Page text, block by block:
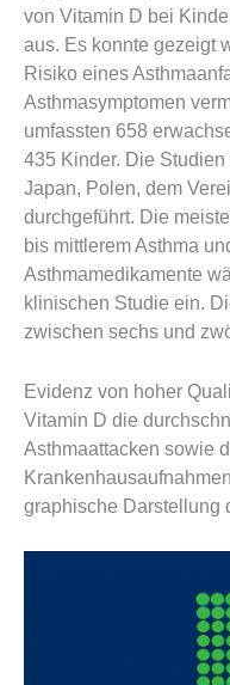
von Vitamin D bei
aus. Es konnte gezeigt
Risiko eines
Asthmasymptomen
umfassten 658
435 Kinder. Die
Japan, Polen, dem
durchgeführt. Die
bis mittlerem Asthma
Asthmamedikamente
klinischen Studie ein.
zwischen sechs und
Evidenz von hoher
Vitamin D die
Asthmaattacken sowie
graphische Darstellung